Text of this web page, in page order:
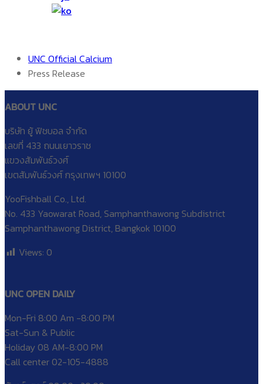
UNC Official Calcium
Press Release
ABOUT UNC
บริษัท ยู้ ฟิชบอล จำกัด
เลขที่ 433 ถนนเยาวราช
แขวงสัมพันธ์วงศ์
เขตสัมพันธ์วงศ์ กรุงเทพฯ 10100
YooFishball Co., Ltd.
No. 433 Yaowarat Road, Samphanthawong Subdistrict
Samphanthawong District, Bangkok 10100
Views: 0
UNC OPEN DAILY
Mon-Fri 8:00 Am -8:00 PM
Sat-Sun & Public
Holiday 08 AM-8:00 PM
Call center 02-105-4888